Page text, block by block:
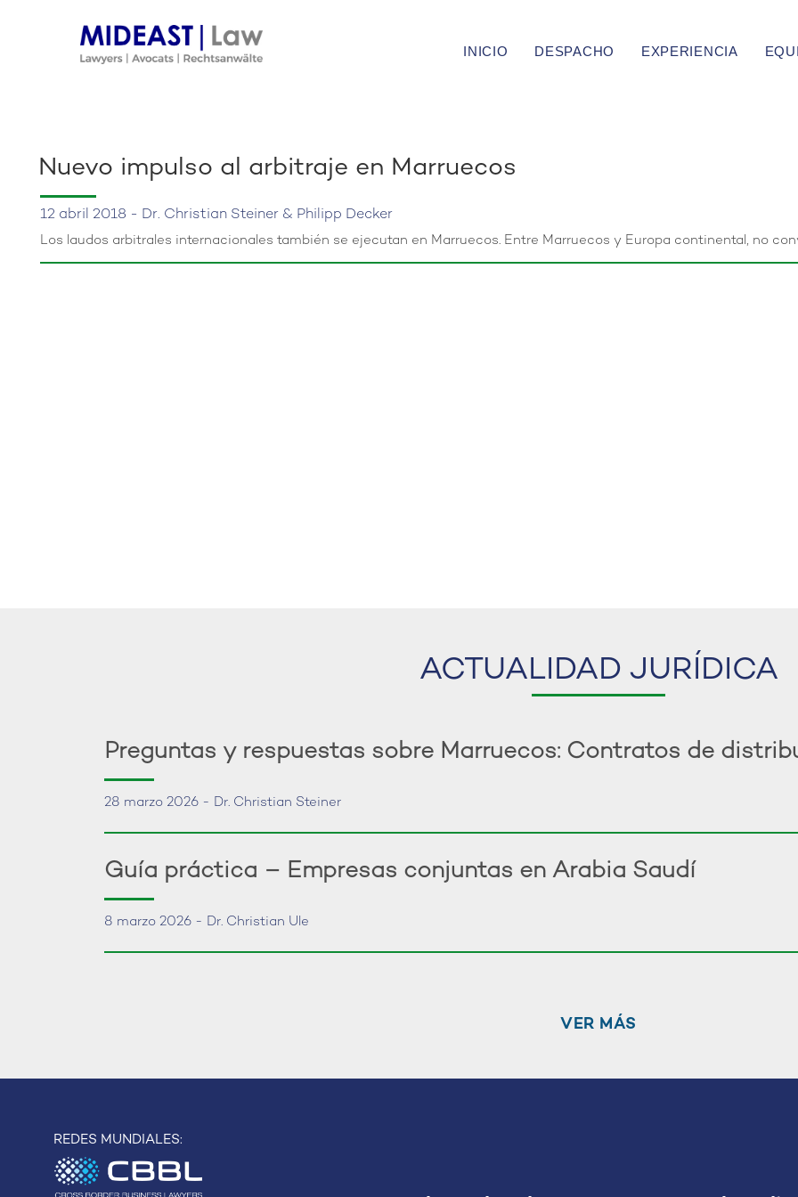
INICIO DESPACHO EXPERIENCIA
Nuevo impulso al arbitraje en Marruecos
12 abril 2018 - Dr. Christian Steiner & Philipp Decker
Los laudos arbitrales internacionales también se ejecutan en Marruecos. Entre Marruecos y Europa continental, no
ACTUALIDAD JURÍDICA
Preguntas y respuestas sobre Marruecos: Contratos de
28 marzo 2026 - Dr. Christian Steiner
Guía práctica – Empresas conjuntas en Arabia Saudí
8 marzo 2026 - Dr. Christian Ule
VER MÁS
REDES MUNDIALES: